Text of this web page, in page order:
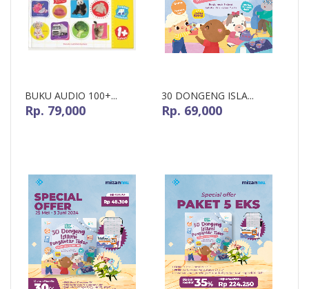
BUKU AUDIO 100+...
Rp. 79,000
30 DONGENG ISLA...
Rp. 69,000
Pre-Order Pre-Order